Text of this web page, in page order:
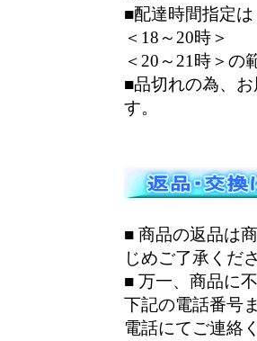
■配達時間指定
＜18～20時＞
＜20～21時＞の
■品切れの為、
す。
■ 商品の返品は
じめご了承くだ
■ 万一、商品に
下記の電話番号
電話にてご連絡